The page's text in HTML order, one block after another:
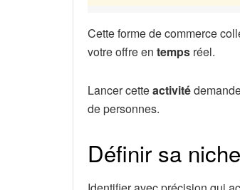
Cette forme de commerce
votre offre en temps réel.
Lancer cetteactivité
de personnes.
Définir sa